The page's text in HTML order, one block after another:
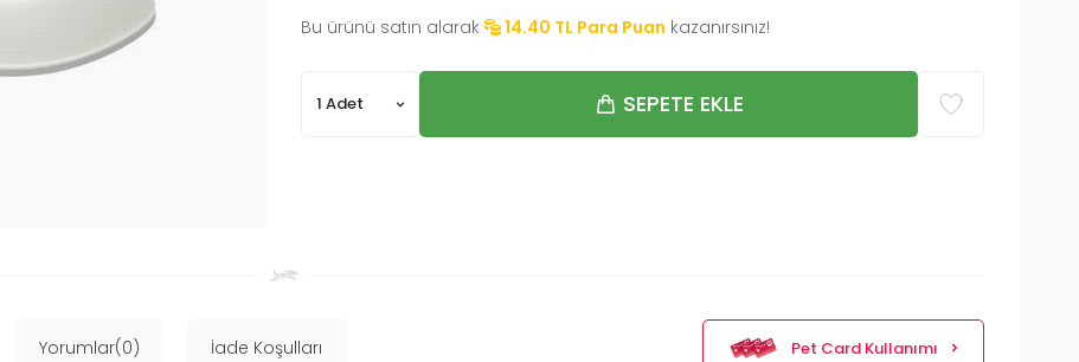
Bu ürünü satın alarak 14.40 TL Para Puan kazanırsınız!
SEPETE EKLE
Yorumlar(0) İade Koşulları Pet Card Kullanımı